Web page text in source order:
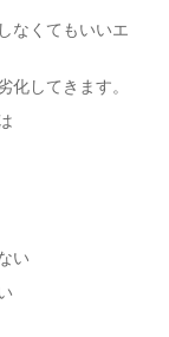
なくてもいいエ
化してきます。
い